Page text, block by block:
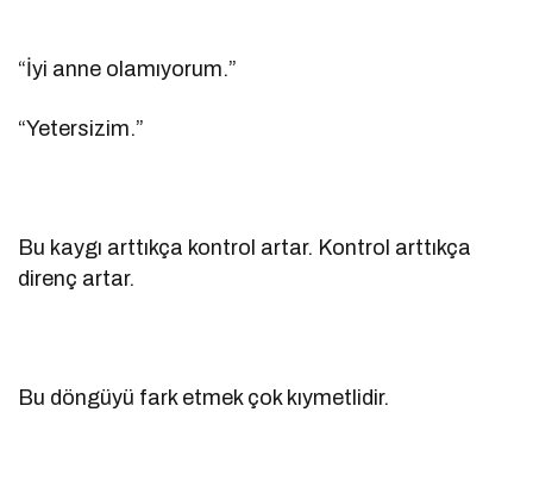
“İyi anne olamıyorum.”
“Yetersizim.”
Bu kaygı arttıkça kontrol artar. Kontrol arttıkça
direnç artar.
Bu döngüyü fark etmek çok kıymetlidir.